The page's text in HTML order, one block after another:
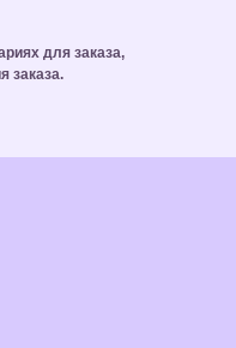
для заказа,
заказа.